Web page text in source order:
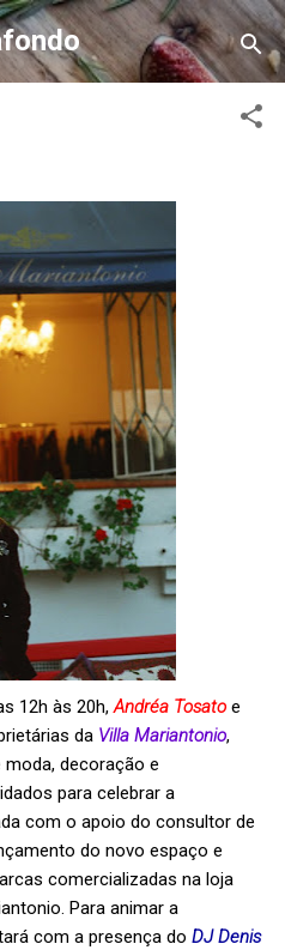
principal
12h às 20h, Andréa Tosato e
da Villa Mariantonio,
decoração e
para celebrar a
com o apoio do consultor de
do novo espaço e
comercializadas na loja
Para animar a
com a presença do DJ Denis